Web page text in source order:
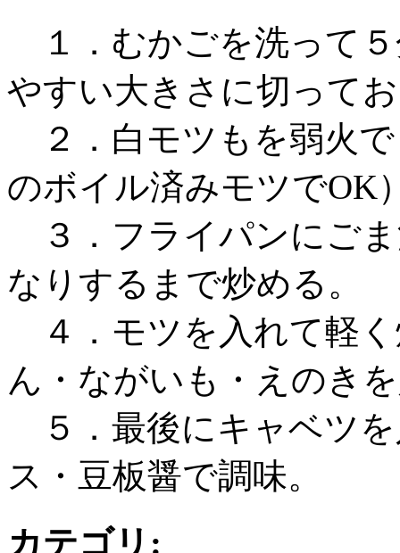
１．むかごを洗って
やすい大きさに切って
２．白モツもを弱火
のボイル済みモツでOK
３．フライパンにご
なりするまで炒める。
４．モツを入れて軽
ん・ながいも・えのき
５．最後にキャベツ
ス・豆板醤で調味。
カテゴリ :